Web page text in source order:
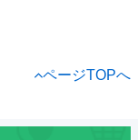
ページTOPへ